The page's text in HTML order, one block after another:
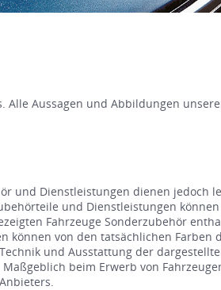
Aussagen und Abbildungen
und Dienstleistungen dienen jedoch
und Dienstleistungen
Fahrzeuge Sonderzubehör
können von den tatsächlichen Farben
und Ausstattung der
beim Erwerb von